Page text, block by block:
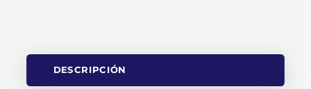
DESCRIPCIÓN